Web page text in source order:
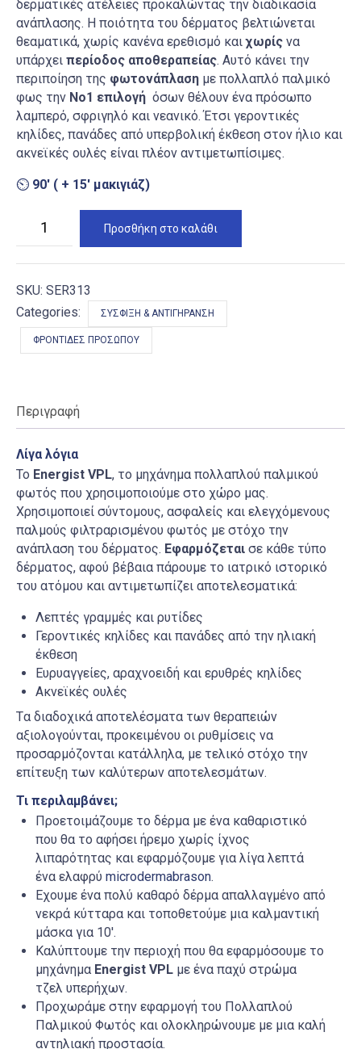
δερματικές ατέλειες προκαλώντας την διαδικασία
ανάπλασης. Η ποιότητα του δέρματος βελτιώνεται
θεαματικά, χωρίς κανένα ερεθισμό καιχωρίς να
υπάρχει περίοδος αποθεραπείας. Αυτό κάνει την
περιποίηση της φωτονάπλαση με πολλαπλό παλμικό
φως την Νο1 επιλογή όσων θέλουν ένα πρόσωπο
λαμπερό, σφριγηλό και νεανικό. Έτσι γεροντικές
κηλίδες, πανάδες από υπερβολική έκθεση στον ήλιο και
ακνεϊκές ουλές είναι πλέον αντιμετωπίσιμες.
⏲ 90′ ( + 15′ μακιγιάζ)
(VPL)
ποσότητα
Προσθήκη στο καλάθι
SKU: SER313
Categories:
ΣΎΣΦΙΞΗ & ΑΝΤΙΓΉΡΑΝΣΗ
ΦΡΟΝΤΊΔΕΣ ΠΡΟΣΏΠΟΥ
Περιγραφή
Λίγα λόγια
Το Energist VPL, το μηχάνημα πολλαπλού παλμικού
φωτός που χρησιμοποιούμε στο χώρο μας.
Χρησιμοποιεί σύντομους, ασφαλείς και ελεγχόμενους
παλμούς φιλτραρισμένου φωτός με στόχο την
ανάπλαση του δέρματος. Εφαρμόζεται σε κάθε τύπο
δέρματος, αφού βέβαια πάρουμε το ιατρικό ιστορικό
του ατόμου και αντιμετωπίζει αποτελεσματικά:
Λεπτές γραμμές και ρυτίδες
Γεροντικές κηλίδες και πανάδες από την ηλιακή
έκθεση
Ευρυαγγείες, αραχνοειδή και ερυθρές κηλίδες
Ακνεϊκές ουλές
Tα διαδοχικά αποτελέσματα των θεραπειών
αξιολογούνται, προκειμένου οι ρυθμίσεις να
προσαρμόζονται κατάλληλα, με τελικό στόχο την
επίτευξη των καλύτερων αποτελεσμάτων.
Τι περιλαμβάνει;
Προετοιμάζουμε το δέρμα με ένα καθαριστικό
που θα το αφήσει ήρεμο χωρίς ίχνος
λιπαρότητας και εφαρμόζουμε για λίγα λεπτά
ένα ελαφρύ microdermabrason.
Eχουμε ένα πολύ καθαρό δέρμα απαλλαγμένο από
νεκρά κύτταρα και τοποθετούμε μια καλμαντική
μάσκα για 10′.
Καλύπτουμε την περιοχή που θα εφαρμόσουμε το
μηχάνημα Energist VPL με ένα παχύ στρώμα
τζελ υπερήχων.
Προχωράμε στην εφαρμογή του Πολλαπλoύ
Παλμικού Φωτός και ολοκληρώνουμε με μια καλή
αντηλιακή προστασία.